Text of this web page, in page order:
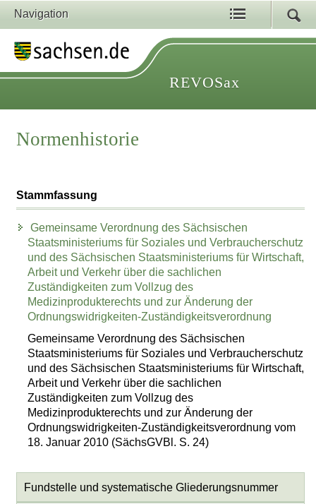
Navigation
REVOSax
Normenhistorie
Stammfassung
Gemeinsame Verordnung des Sächsischen
Staatsministeriums für Soziales und Verbraucherschutz
und des Sächsischen Staatsministeriums für Wirtschaft,
Arbeit und Verkehr über die sachlichen
Zuständigkeiten zum Vollzug des
Medizinprodukterechts und zur Änderung der
Ordnungswidrigkeiten-Zuständigkeitsverordnung
Gemeinsame Verordnung des Sächsischen
Staatsministeriums für Soziales und Verbraucherschutz
und des Sächsischen Staatsministeriums für Wirtschaft,
Arbeit und Verkehr über die sachlichen
Zuständigkeiten zum Vollzug des
Medizinprodukterechts und zur Änderung der
Ordnungswidrigkeiten-Zuständigkeitsverordnung vom
18. Januar 2010 (SächsGVBl. S. 24)
Fundstelle und systematische Gliederungsnummer